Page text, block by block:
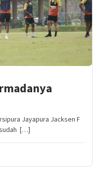
Jayapura Jacksen F
sudah […]